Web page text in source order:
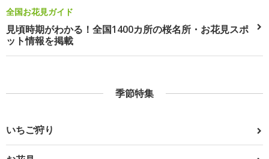
全国お花見ガイド
見頃時期がわかる！全国1400カ所の桜名所・お花見スポ
ット情報を掲載
季節特集
いちご狩り